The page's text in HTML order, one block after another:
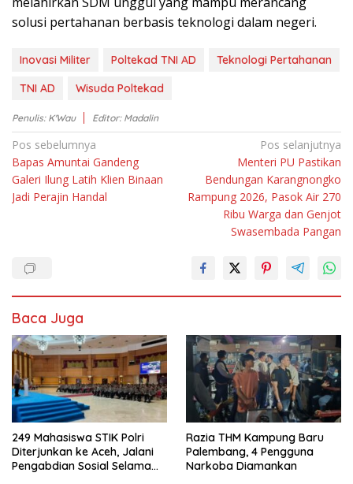
ѕоluѕі pertahanan berbasis teknologi dаlаm negeri.
Inovasi Militer Poltekad TNI AD
Teknologi Pertahanan
TNI AD
Wisuda Poltekad
Penulis: K'Wau Editor: Madalin
Navigasi
pos
Pos sebelumnya
Bapas Amuntai Gandeng
Galeri Ilung Latih Klien Binaan
Jadi Perajin Handal
Pos selanjutnya
Menteri PU Pastikan
Bendungan Karangnongko
Rampung 2026, Pasok Air 270
Ribu Warga dan Genjot
Swasembada Pangan
Baca Juga
249 Mahasiswa STIK Polri
Diterjunkan ke Aceh, Jalani
Pengabdian Sosial Selama
Razia THM Kampung Baru
Palembang, 4 Pengguna
Narkoba Diamankan